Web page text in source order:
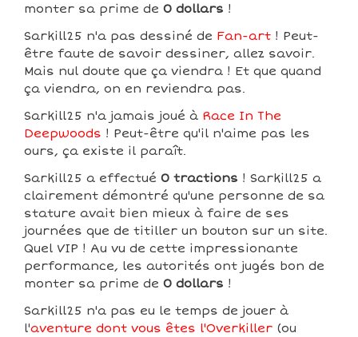
monter sa prime de 0 dollars !
Sarkill25 n'a pas dessiné de Fan-art ! Peut-
être faute de savoir dessiner, allez savoir.
Mais nul doute que ça viendra ! Et que quand
ça viendra, on en reviendra pas.
Sarkill25 n'a jamais joué à Race In The
Deepwoods ! Peut-être qu'il n'aime pas les
ours, ça existe il paraît.
Sarkill25 a effectué 0 tractions ! Sarkill25 a
clairement démontré qu'une personne de sa
stature avait bien mieux à faire de ses
journées que de titiller un bouton sur un site.
Quel VIP ! Au vu de cette impressionante
performance, les autorités ont jugés bon de
monter sa prime de 0 dollars !
Sarkill25 n'a pas eu le temps de jouer à
l'aventure dont vous êtes l'Overkiller (ou